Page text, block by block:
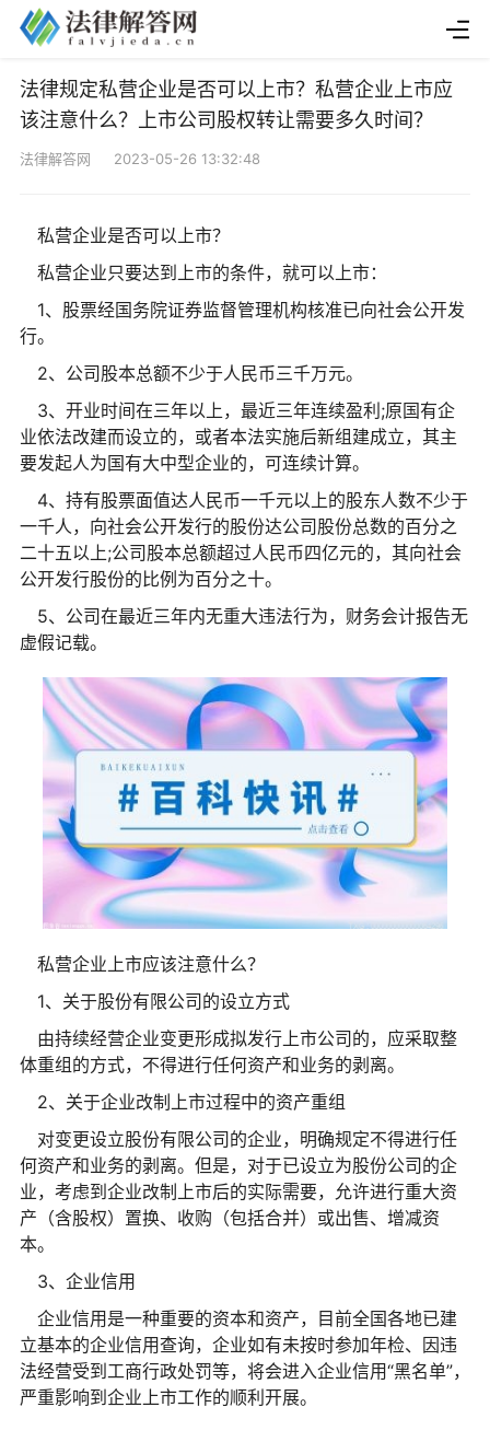
法律规定私营企业是否可以上市？私营企业上市应
该注意什么？上市公司股权转让需要多久时间？
法律解答网 2023-05-26 13:32:48
私营企业是否可以上市？
私营企业只要达到上市的条件，就可以上市：
1、股票经国务院证券监督管理机构核准已向社会公开发
行。
2、公司股本总额不少于人民币三千万元。
3、开业时间在三年以上，最近三年连续盈利;原国有企
业依法改建而设立的，或者本法实施后新组建成立，其主
要发起人为国有大中型企业的，可连续计算。
4、持有股票面值达人民币一千元以上的股东人数不少于
一千人，向社会公开发行的股份达公司股份总数的百分之
二十五以上;公司股本总额超过人民币四亿元的，其向社会
公开发行股份的比例为百分之十。
5、公司在最近三年内无重大违法行为，财务会计报告无
虚假记载。
私营企业上市应该注意什么？
1、关于股份有限公司的设立方式
由持续经营企业变更形成拟发行上市公司的，应采取整
体重组的方式，不得进行任何资产和业务的剥离。
2、关于企业改制上市过程中的资产重组
对变更设立股份有限公司的企业，明确规定不得进行任
何资产和业务的剥离。但是，对于已设立为股份公司的企
业，考虑到企业改制上市后的实际需要，允许进行重大资
产（含股权）置换、收购（包括合并）或出售、增减资
本。
3、企业信用
企业信用是一种重要的资本和资产，目前全国各地已建
立基本的企业信用查询，企业如有未按时参加年检、因违
法经营受到工商行政处罚等，将会进入企业信用“黑名单”，
严重影响到企业上市工作的顺利开展。